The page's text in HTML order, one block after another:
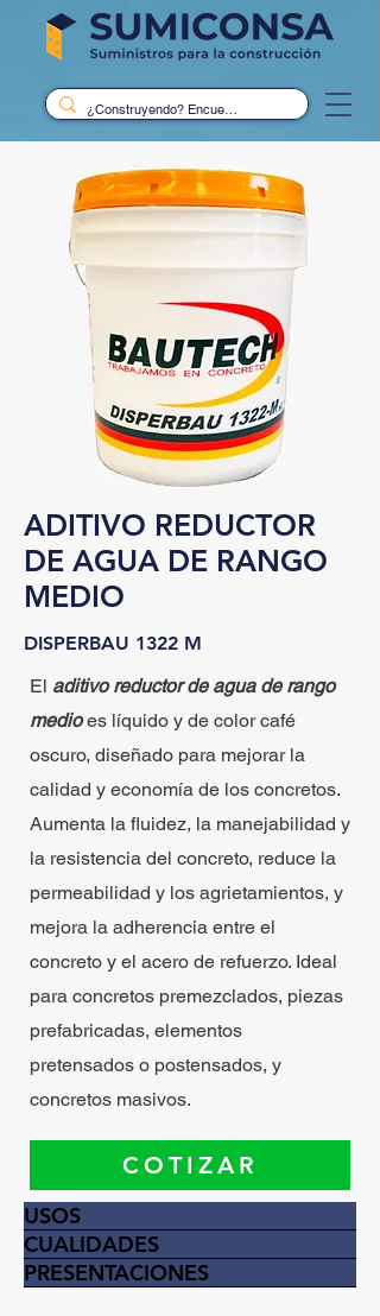
ADITIVO REDUCTOR
DE AGUA DE RANGO
MEDIO
DISPERBAU 1322 M
El aditivo reductor de agua de rango
medioes líquido y de color café
oscuro, diseñado para mejorar la
calidad y economía de los concretos.
Aumenta la fluidez, la manejabilidad y
la resistencia del concreto, reduce la
permeabilidad y los agrietamientos, y
mejora la adherencia entre el
concreto y el acero de refuerzo. Ideal
para concretos premezclados, piezas
prefabricadas, elementos
pretensados o postensados, y
concretos masivos.
COTIZAR
USOS
CUALIDADES
PRESENTACIONES